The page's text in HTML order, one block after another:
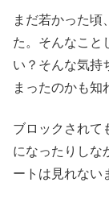
まだ若かった頃
た。そんなこと
い？そんな気持
まったのかも知
ブロックされて
になったりしな
ートは見れない